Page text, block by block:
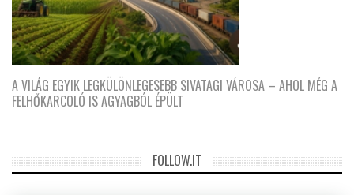
A VILÁG EGYIK LEGKÜLÖNLEGESEBB SIVATAGI VÁROSA – AHOL MÉG A
FELHŐKARCOLÓ IS AGYAGBÓL ÉPÜLT
FOLLOW.IT